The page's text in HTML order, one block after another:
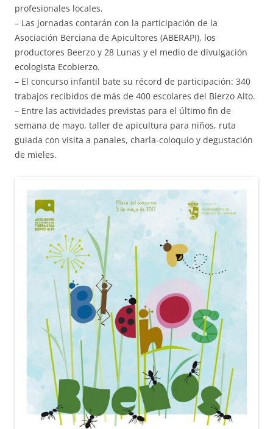
profesionales locales.
– Las jornadas contarán con la participación de la
Asociación Berciana de Apicultores (ABERAPI), los
productores Beerzo y 28 Lunas y el medio de divulgación
ecologista Ecobierzo.
– El concurso infantil bate su récord de participación: 340
trabajos recibidos de más de 400 escolares del Bierzo Alto.
– Entre las actividades previstas para el último fin de
semana de mayo, taller de apicultura para niños, ruta
guiada con visita a panales, charla-coloquio y degustación
de mieles.